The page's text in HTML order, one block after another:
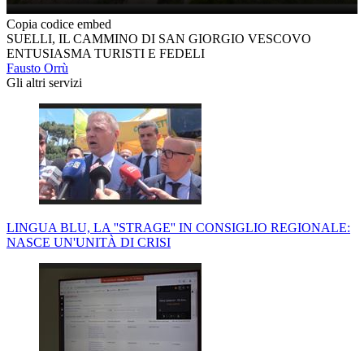
Copia codice embed
SUELLI, IL CAMMINO DI SAN GIORGIO VESCOVO
ENTUSIASMA TURISTI E FEDELI
Fausto Orrù
Gli altri servizi
LINGUA BLU, LA ''STRAGE'' IN CONSIGLIO REGIONALE:
NASCE UN'UNITÀ DI CRISI